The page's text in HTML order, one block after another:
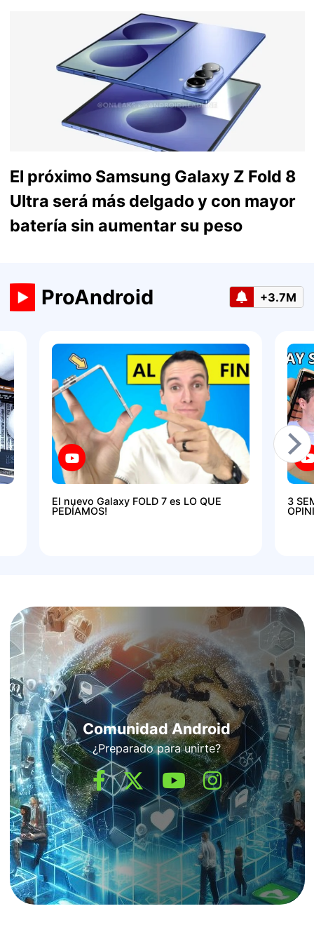
El próximo Samsung Galaxy Z Fold 8
Ultra será más delgado y con mayor
batería sin aumentar su peso
ProAndroid +3.7M
El nuevo Galaxy FOLD 7 es LO QUE
PEDÍAMOS!
3
Comunidad Android
¿Preparado para unirte?